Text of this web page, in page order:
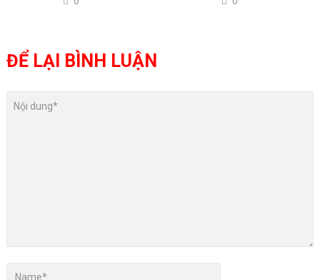
ĐỂ LẠI BÌNH LUẬN